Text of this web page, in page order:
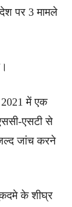
पर 3 मामले
2021 में एक
एसटी से
जांच करने
के शीघ्र